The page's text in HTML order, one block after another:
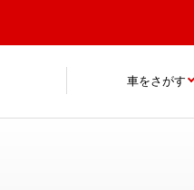
車をさがす